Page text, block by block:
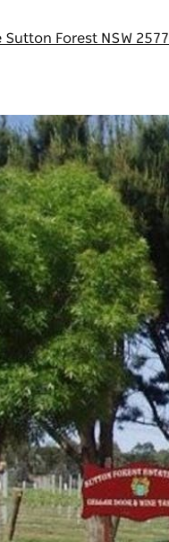
Sutton Forest NSW